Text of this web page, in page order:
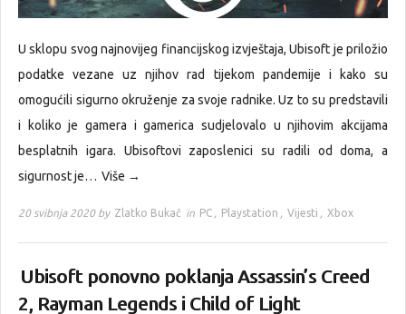
U sklopu svog najnovijeg financijskog izvještaja, Ubisoft je priložio
podatke vezane uz njihov rad tijekom pandemije i kako su
omogućili sigurno okruženje za svoje radnike. Uz to su predstavili
i koliko je gamera i gamerica sudjelovalo u njihovim akcijama
besplatnih igara. Ubisoftovi zaposlenici su radili od doma, a
sigurnost je… Više →
20 svibnja 2020 by Zlatko Bukač in PC , Playstation , Vijesti , Xbox
Ubisoft ponovno poklanja Assassin’s Creed
2, Rayman Legends i Child of Light